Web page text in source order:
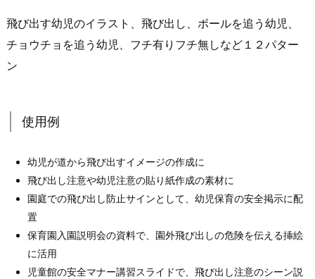
飛び出す幼児のイラスト、飛び出し、ボールを追う幼児、
チョウチョを追う幼児、フチ有りフチ無しなど１２パター
ン
使用例
幼児が道から飛び出すイメージの作成に
飛び出し注意や幼児注意の貼り紙作成の素材に
園庭での飛び出し防止サインとして、幼児保育の安全掲示に配
置
保育園入園説明会の資料で、園外飛び出しの危険を伝える挿絵
に活用
児童館の安全マナー講習スライドで、飛び出し注意のシーン説